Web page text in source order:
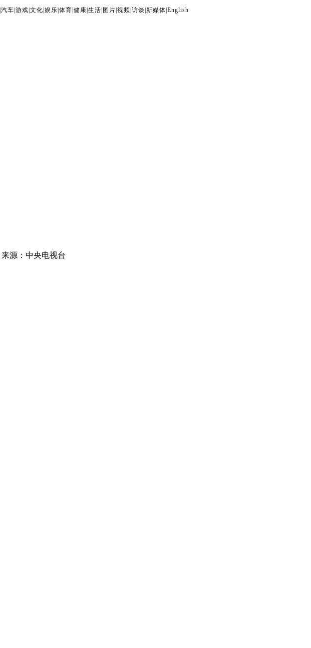
汽车 游戏 文化 娱乐 体育 健康 生活 图片 视频 访谈 新媒体 English
来源：中央电视台